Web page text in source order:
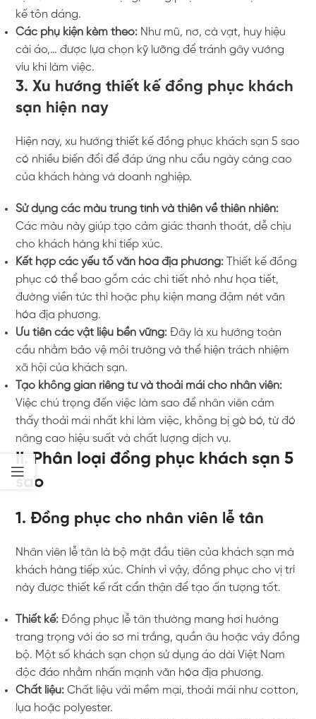
kế tôn dáng.
Các phụ kiện kèm theo: Như mũ, nơ, cà vạt, huy hiệu
cài áo,… được lựa chọn kỹ lưỡng để tránh gây vướng
víu khi làm việc.
3. Xu hướng thiết kế đồng phục khách
sạn hiện nay
Hiện nay, xu hướng thiết kế đồng phục khách sạn 5 sao
có nhiều biến đổi để đáp ứng nhu cầu ngày càng cao
của khách hàng và doanh nghiệp.
Sử dụng các màu trung tính và thiên về thiên nhiên:
Các màu này giúp tạo cảm giác thanh thoát, dễ chịu
cho khách hàng khi tiếp xúc.
Kết hợp các yếu tố văn hóa địa phương: Thiết kế đồng
phục có thể bao gồm các chi tiết nhỏ như họa tiết,
đường viền tức thì hoặc phụ kiện mang đậm nét văn
hóa địa phương.
Ưu tiên các vật liệu bền vững: Đây là xu hướng toàn
cầu nhằm bảo vệ môi trường và thể hiện trách nhiệm
xã hội của khách sạn.
Tạo không gian riêng tư và thoải mái cho nhân viên:
Việc chú trọng đến việc làm sao để nhân viên cảm
thấy thoải mái nhất khi làm việc, không bị gò bó, từ đó
nâng cao hiệu suất và chất lượng dịch vụ.
II. Phân loại đồng phục khách sạn 5
sao
1. Đồng phục cho nhân viên lễ tân
Nhân viên lễ tân là bộ mặt đầu tiên của khách sạn mà
khách hàng tiếp xúc. Chính vì vậy, đồng phục cho vị trí
này được thiết kế rất cẩn thận để tạo ấn tượng tốt.
Thiết kế: Đồng phục lễ tân thường mang hơi hướng
trang trọng với áo sơ mi trắng, quần âu hoặc váy đồng
bộ. Một số khách sạn chọn sử dụng áo dài Việt Nam
độc đáo nhằm nhấn mạnh văn hóa địa phương.
Chất liệu: Chất liệu vải mềm mại, thoải mái như cotton,
lụa hoặc polyester.